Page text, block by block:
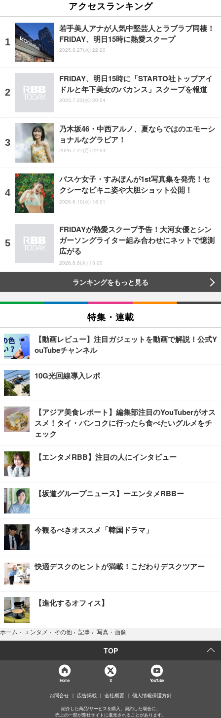
アクセスランキング
若手美人アナが人気中堅芸人とラブラブ同棲！
FRIDAY、明日15時に熱愛スクープ
2025.8.27(水) 22:20
FRIDAY、明日15時に「STARTO社トップアイ
ドルと年下美女のバカンス」スクープを報道
2025.7.23(水) 20:54
乃木坂46・中西アルノ、夏ならではのエモーシ
ョナルなグラビア！
2026.7.27(月) 22:54
バスケ女子・すみぽんが1st写真集を発売！セ
クシーなビキニ姿や大胆ショット公開！
2026.6.10(水) 18:01
FRIDAYが熱愛スクープ予告！大河女優とシン
ガーソングライター組み合わせにネットで憶測
広がる
2026.8.6(木) 13:00
ランキングをもっと見る
特集・連載
【動画レビュー】注目ガジェットを動画で解説！公式Y
ouTubeチャンネル
10G光回線導入レポ
【アジア美食レポート】編集部注目のYouTuberがオス
スメ！タイ・バンコクに行ったら食べたいグルメをチ
ェック
【エンタメRBB】注目の人にインタビュー
【坂道グループニュース】ーエンタメRBBー
今観るべきオススメ「韓国ドラマ」
快適デスクのヒントが満載！こだわりデスクツアー
【進化するオフィス】
ホーム › エンタメ › その他 › 記事 › 写真・画像
TOP
Home X YouTube
お問合せ 広告掲載 会社概要 個人情報保護方針
紹介した商品/サービスを購入、契約した場合に、
売上の一部が弊社サイトに還元されることがあります。